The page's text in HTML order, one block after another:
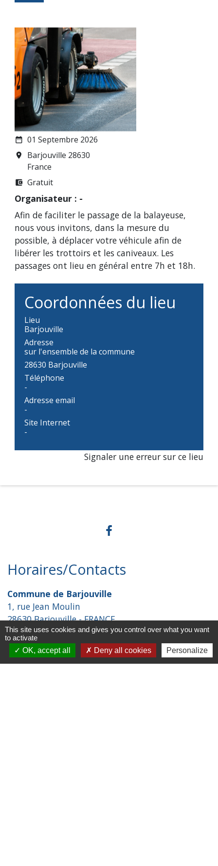
date_range 01 Septembre 2026
room
Barjouville 28630
France
account_balance_wallet Gratuit
Organisateur : -
Afin de faciliter le passage de la balayeuse,
nous vous invitons, dans la mesure du
possible, à déplacer votre véhicule afin de
libérer les trottoirs et les caniveaux. Les
passages ont lieu en général entre 7h et 18h.
Coordonnées du lieu
Lieu
Barjouville
Adresse
sur l'ensemble de la commune
28630 Barjouville
Téléphone
-
Adresse email
-
Site Internet
-
Signaler une erreur sur ce lieu
Horaires/Contacts
Commune de Barjouville
1, rue Jean Moulin
28630 Barjouville - FRANCE
+33 2 37 34 30 04
Contact par formulaire
This site uses cookies and gives you control over what you want
to activate
OK, accept all
Deny all cookies Personalize